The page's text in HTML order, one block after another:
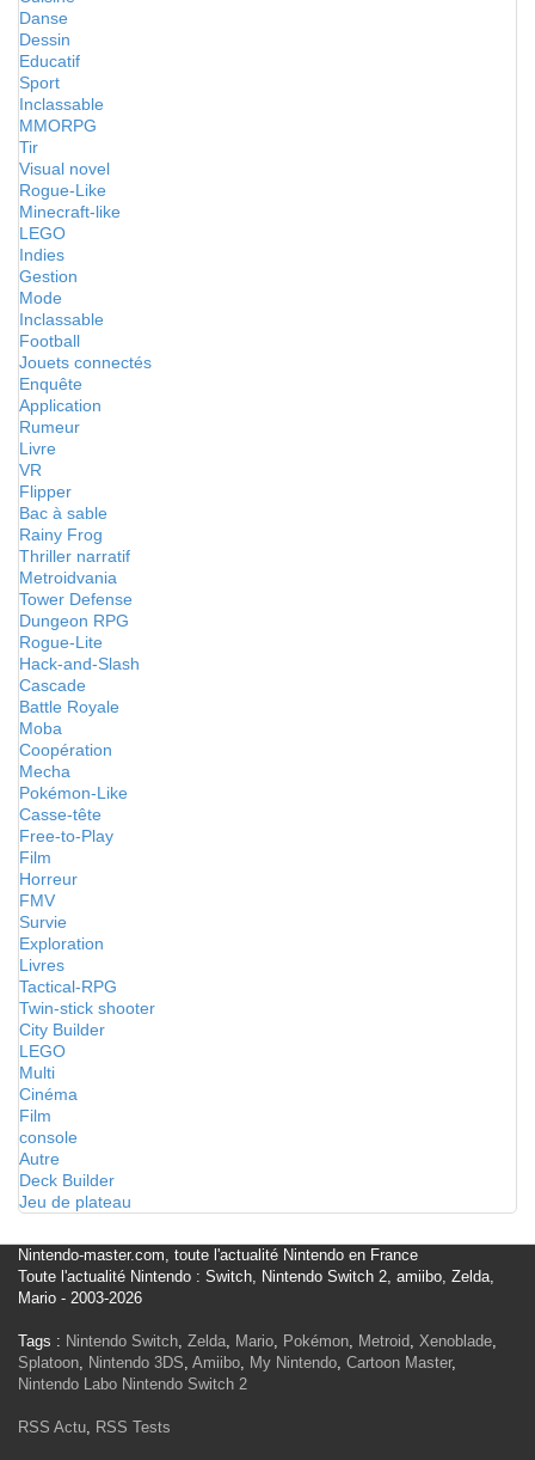
Danse
Dessin
Educatif
Sport
Inclassable
MMORPG
Tir
Visual novel
Rogue-Like
Minecraft-like
LEGO
Indies
Gestion
Mode
Inclassable
Football
Jouets connectés
Enquête
Application
Rumeur
Livre
VR
Flipper
Bac à sable
Rainy Frog
Thriller narratif
Metroidvania
Tower Defense
Dungeon RPG
Rogue-Lite
Hack-and-Slash
Cascade
Battle Royale
Moba
Coopération
Mecha
Pokémon-Like
Casse-tête
Free-to-Play
Film
Horreur
FMV
Survie
Exploration
Livres
Tactical-RPG
Twin-stick shooter
City Builder
LEGO
Multi
Cinéma
Film
console
Autre
Deck Builder
Jeu de plateau
Nintendo-master.com, toute l'actualité Nintendo en France
Toute l'actualité Nintendo : Switch, Nintendo Switch 2, amiibo, Zelda,
Mario - 2003-2026
Tags : Nintendo Switch, Zelda, Mario, Pokémon, Metroid, Xenoblade,
Splatoon, Nintendo 3DS, Amiibo, My Nintendo, Cartoon Master,
Nintendo Labo Nintendo Switch 2
RSS Actu, RSS Tests